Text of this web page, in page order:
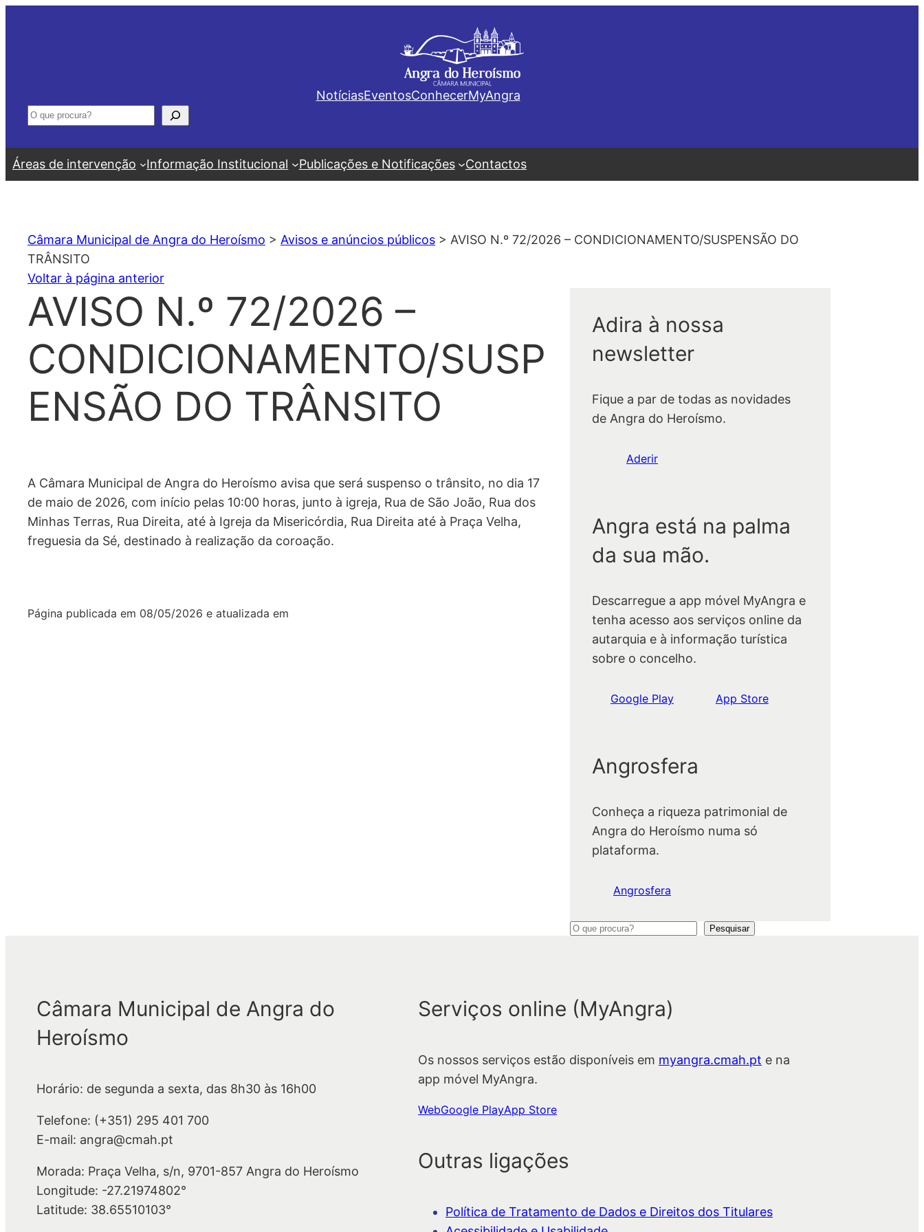
NotíciasEventosConhecerMyAngra
Pesquisar
Áreas de intervenção Informação Institucional Publicações e Notificações Contactos
Câmara Municipal de Angra do Heroísmo > Avisos e anúncios públicos > AVISO N.º 72/2026 – CONDICIONAMENTO/SUSPENSÃO DO
TRÂNSITO
Voltar à página anterior
AVISO N.º 72/2026 –
CONDICIONAMENTO/SUSP
ENSÃO DO TRÂNSITO
A Câmara Municipal de Angra do Heroísmo avisa que será suspenso o trânsito, no dia 17
de maio de 2026, com início pelas 10:00 horas, junto à igreja, Rua de São João, Rua dos
Minhas Terras, Rua Direita, até à Igreja da Misericórdia, Rua Direita até à Praça Velha,
freguesia da Sé, destinado à realização da coroação.
Página publicada em 08/05/2026 e atualizada em
Adira à nossa
newsletter
Fique a par de todas as novidades
de Angra do Heroísmo.
Aderir
Angra está na palma
da sua mão.
Descarregue a app móvel MyAngra e
tenha acesso aos serviços online da
autarquia e à informação turística
sobre o concelho.
Google Play App Store
Angrosfera
Conheça a riqueza patrimonial de
Angra do Heroísmo numa só
plataforma.
Angrosfera
P
u
a
Pesquisar
Câmara Municipal de Angra do
Heroísmo
Horário: de segunda a sexta, das 8h30 às 16h00
Telefone: (+351) 295 401 700
E-mail: angra@cmah.pt
Morada: Praça Velha, s/n, 9701-857 Angra do Heroísmo
Longitude: -27.21974802°
Latitude: 38.65510103°
Serviços online (MyAngra)
Os nossos serviços estão disponíveis em myangra.cmah.pt e na
app móvel MyAngra.
WebGoogle PlayApp Store
Outras ligações
Política de Tratamento de Dados e Direitos dos Titulares